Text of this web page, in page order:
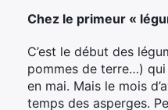
Chez le primeur «
C’est le début des
pommes de terre…)
en mai. Mais le mois
temps des asperges.